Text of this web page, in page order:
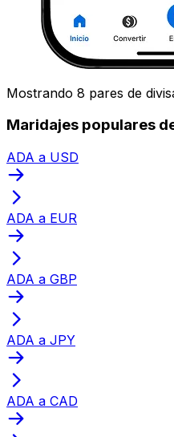
Mostrando 8 pares de
Maridajes populares
ADA a USD
ADA a EUR
ADA a GBP
ADA a JPY
ADA a CAD